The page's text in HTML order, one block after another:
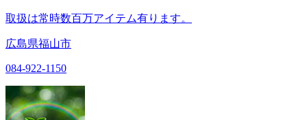
取扱は常時数百万アイテム有ります。
広島県福山市
084-922-1150